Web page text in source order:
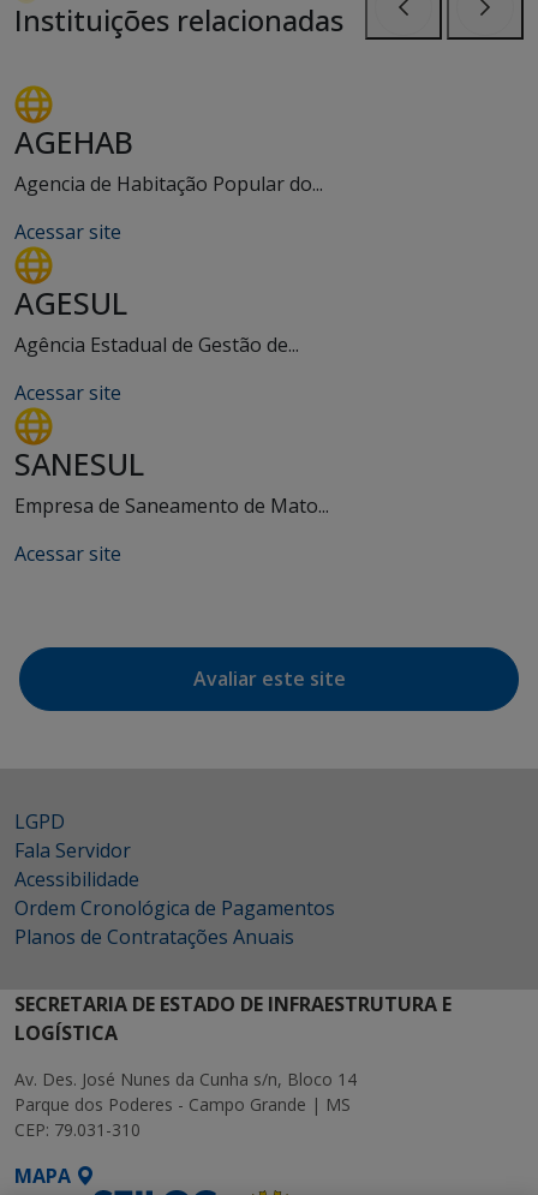
Instituições relacionadas
AGEHAB
Agencia de Habitação Popular do...
Acessar site
AGESUL
Agência Estadual de Gestão de...
Acessar site
SANESUL
Empresa de Saneamento de Mato...
Acessar site
Avaliar este site
LGPD
Fala Servidor
Acessibilidade
Ordem Cronológica de Pagamentos
Planos de Contratações Anuais
SECRETARIA DE ESTADO DE INFRAESTRUTURA E
LOGÍSTICA
Av. Des. José Nunes da Cunha s/n, Bloco 14
Parque dos Poderes - Campo Grande | MS
CEP: 79.031-310
MAPA